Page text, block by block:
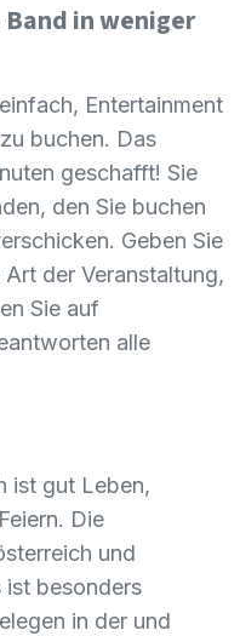
in weniger
Entertainment
buchen. Das
geschafft! Sie
den Sie buchen
Geben Sie
der Veranstaltung,
Sie auf
alle
ist gut Leben,
Die
und
besonders
in der und